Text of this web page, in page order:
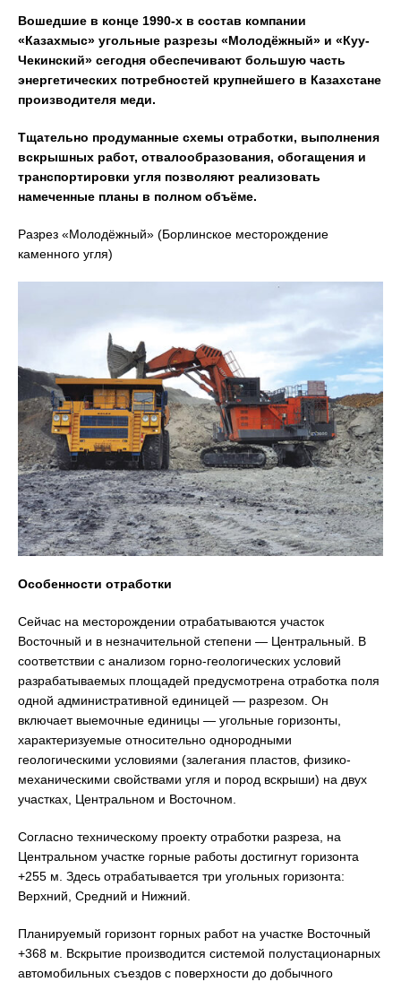
Вошедшие в конце 1990-х в состав компании
«Казахмыс» угольные разрезы «Молодёжный» и «Куу-
Чекинский» сегодня обеспечивают большую часть
энергетических потребностей крупнейшего в Казахстане
производителя меди.
Тщательно продуманные схемы отработки, выполнения
вскрышных работ, отвалообразования, обогащения и
транспортировки угля позволяют реализовать
намеченные планы в полном объёме.
Разрез «Молодёжный» (Борлинское месторождение
каменного угля)
Особенности отработки
Сейчас на месторождении отрабатываются участок
Восточный и в незначительной степени — Центральный. В
соответствии с анализом горно-геологических условий
разрабатываемых площадей предусмотрена отработка поля
одной административной единицей — разрезом. Он
включает выемочные единицы — угольные горизонты,
характеризуемые относительно однородными
геологическими условиями (залегания пластов, физико-
механическими свойствами угля и пород вскрыши) на двух
участках, Центральном и Восточном.
Согласно техническому проекту отработки разреза, на
Центральном участке горные работы достигнут горизонта
+255 м. Здесь отрабатывается три угольных горизонта:
Верхний, Средний и Нижний.
Планируемый горизонт горных работ на участке Восточный
+368 м. Вскрытие производится системой полустационарных
автомобильных съездов с поверхности до добычного